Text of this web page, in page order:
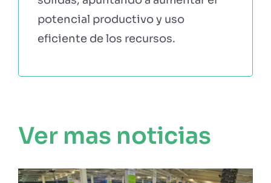
potencial productivo y uso
eficiente de los recursos.
Ver mas noticias